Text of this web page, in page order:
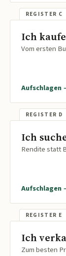
Ich
Vom ersten
Aufschlagen
Ich
Rendite statt
Aufschlagen
Ich
Zum besten